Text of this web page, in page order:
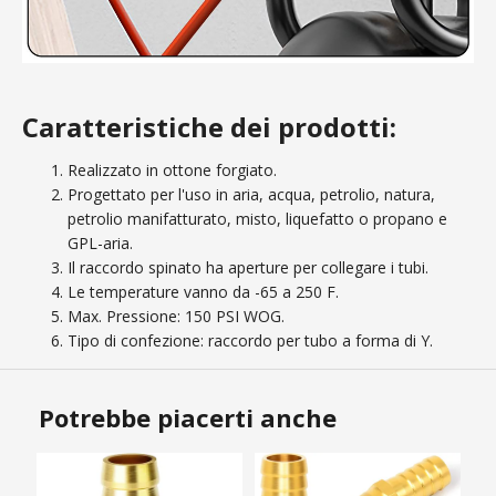
Caratteristiche dei prodotti:
Realizzato in ottone forgiato.
Progettato per l'uso in aria, acqua, petrolio, natura,
petrolio manifatturato, misto, liquefatto o propano e
GPL-aria.
Il raccordo spinato ha aperture per collegare i tubi.
Le temperature vanno da -65 a 250 F.
Max. Pressione: 150 PSI WOG.
Tipo di confezione: raccordo per tubo a forma di Y.
Potrebbe piacerti anche